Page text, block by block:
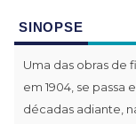
SINOPSE
Uma das obras de
em 1904, se passa
décadas adiante,